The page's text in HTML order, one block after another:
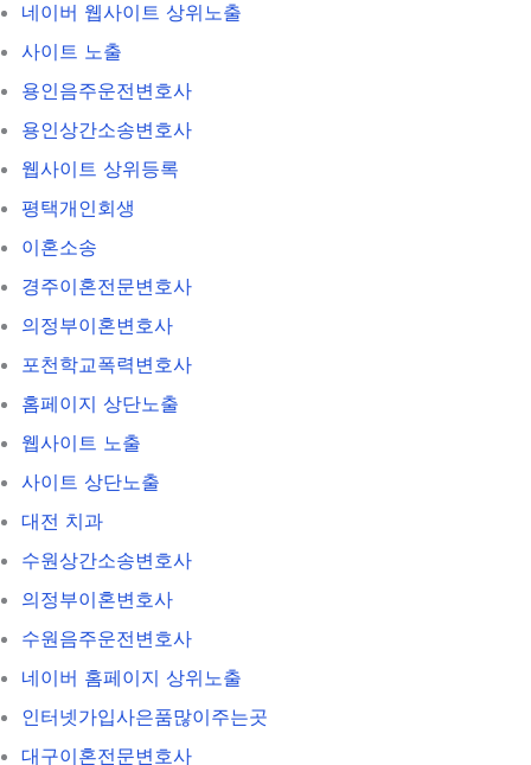
네이버 웹사이트 상위노출
사이트 노출
용인음주운전변호사
용인상간소송변호사
웹사이트 상위등록
평택개인회생
이혼소송
경주이혼전문변호사
의정부이혼변호사
포천학교폭력변호사
홈페이지 상단노출
웹사이트 노출
사이트 상단노출
대전 치과
수원상간소송변호사
의정부이혼변호사
수원음주운전변호사
네이버 홈페이지 상위노출
인터넷가입사은품많이주는곳
대구이혼전문변호사